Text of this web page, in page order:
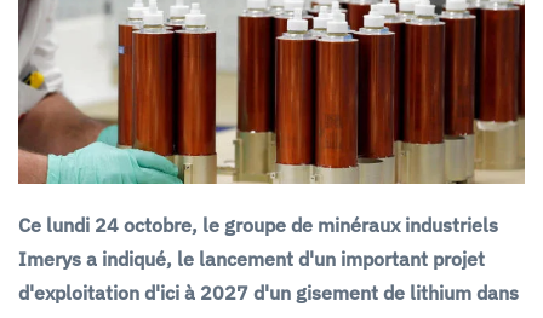
Ce lundi 24 octobre, le groupe de minéraux industriels
Imerys a indiqué, le lancement d'un important projet
d'exploitation d'ici à 2027 d'un gisement de lithium dans